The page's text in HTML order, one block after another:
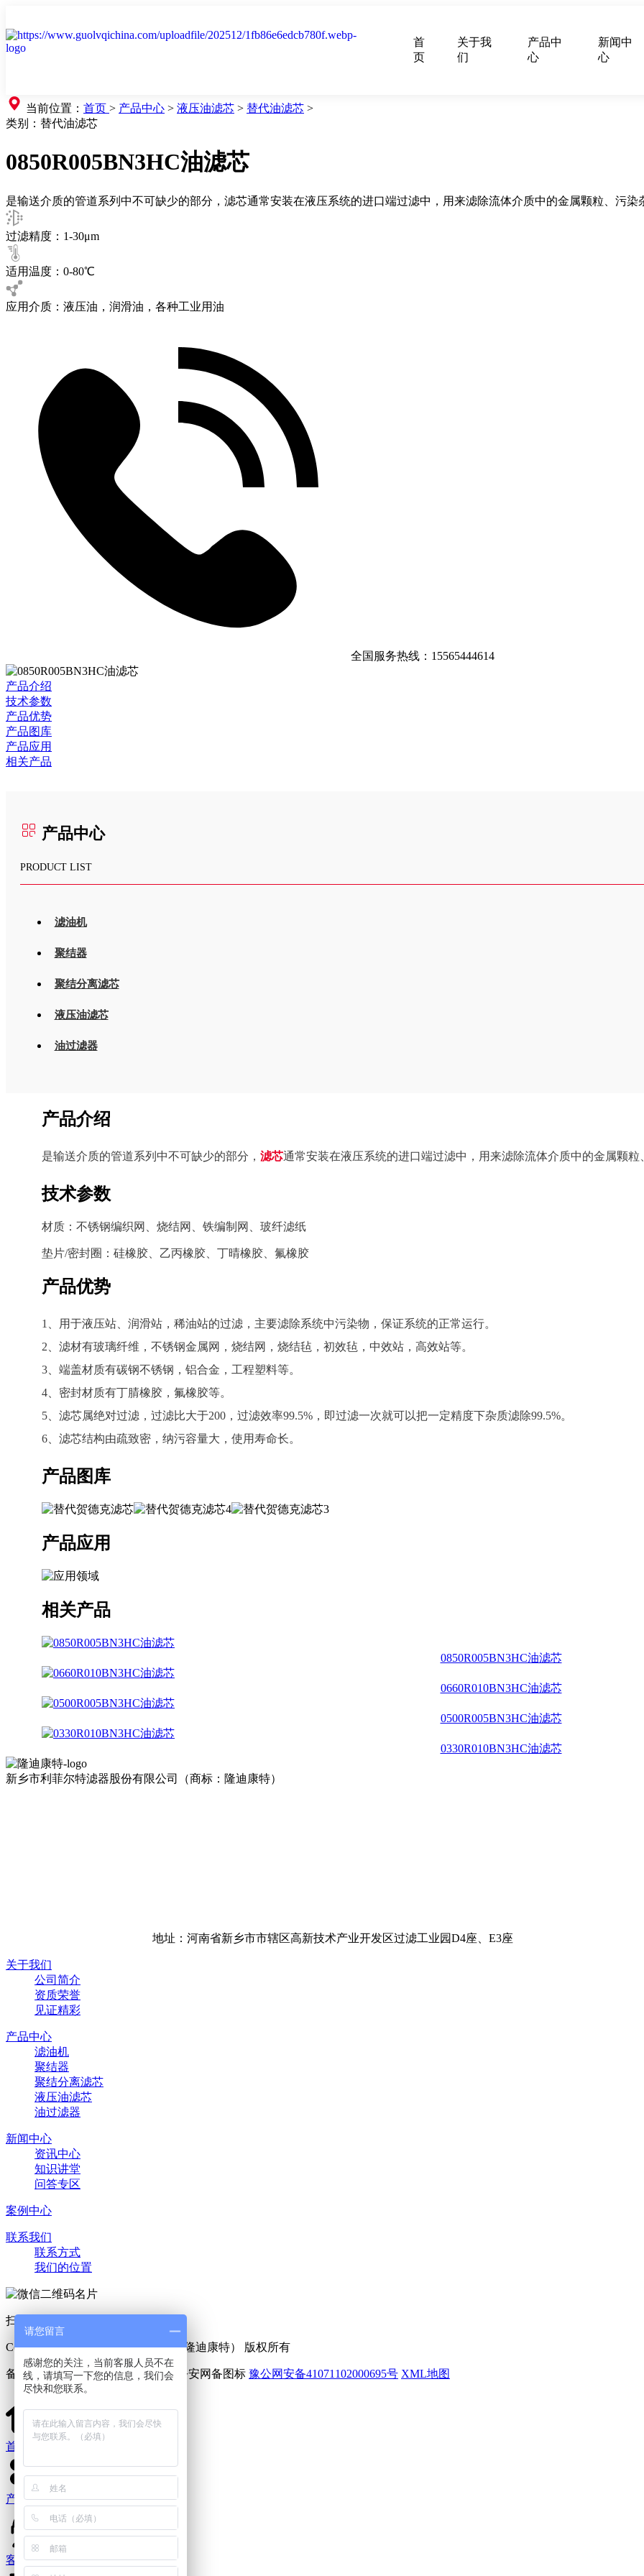
首
页
关于我
们
产品中
心
新闻中
心
当前位置： 首页 > 产品中心 > 液压油滤芯 > 替代油滤芯 >
类别： 替代油滤芯
0850R005BN3HC油滤芯
是输送介质的管道系列中不可缺少的部分，滤芯通常安装在液压系统的进口端过滤中，用来滤除流体介质中的金属颗粒、污
过滤精度：1-30μm
适用温度：0-80℃
应用介质：液压油，润滑油，各种工业用油
全国服务热线： 15565444614
产品介绍
技术参数
产品优势
产品图库
产品应用
相关产品
产品中心
PRODUCT LIST
滤油机
聚结器
聚结分离滤芯
液压油滤芯
油过滤器
产品介绍
是输送介质的管道系列中不可缺少的部分， 滤芯通常安装在液压系统的进口端过滤中，用来滤除流体介质中的金属颗
技术参数
材质：不锈钢编织网、烧结网、铁编制网、 玻纤滤纸
垫片/密封圈：硅橡胶、乙丙橡胶、丁晴橡胶、氟橡胶
产品优势
1、用于液压站、润滑站，稀油站的过滤，主要滤除系统中污染物，保证系统的正常运行。
2、滤材有玻璃纤维，不锈钢金属网，烧结网，烧结毡，初效毡，中效站，高效站等。
3、端盖材质有碳钢不锈钢，铝合金，工程塑料等。
4、密封材质有丁腈橡胶，氟橡胶等。
5、滤芯属绝对过滤，过滤比大于200，过滤效率99.5%，即过滤一次就可以把一定精度下杂质滤除99.5%。
6、滤芯结构由疏致密，纳污容量大，使用寿命长。
产品图库
产品应用
相关产品
0850R005BN3HC油滤芯
0660R010BN3HC油滤芯
0500R005BN3HC油滤芯
0330R010BN3HC油滤芯
新乡市利菲尔特滤器股份有限公司（商标：隆迪康特）
地址：河南省新乡市市辖区高新技术产业开发区过滤工业园D4座、E3座
关于我们
公司简介
资质荣誉
见证精彩
产品中心
滤油机
聚结器
聚结分离滤芯
液压油滤芯
油过滤器
新闻中心
资讯中心
知识讲堂
问答专区
案例中心
联系我们
联系方式
我们的位置
扫一扫 添加好友
Copyright © 2025 利菲尔特（商标：隆迪康特） 版权所有
备案号：豫ICP备11005909号-6 豫公网安备41071102000695号 XML地图
首页
产品中心
客服电话
请您留言
感谢您的关注，当前客服人员不在
线，请填写一下您的信息，我们会
尽快和您联系。